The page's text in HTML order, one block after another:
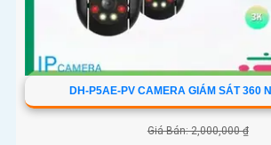
DH-P5AE-PV CAMERA GIÁM SÁT 360
Giá Bán: 2,000,000 ₫